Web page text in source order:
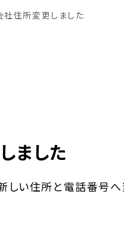
社住所変更しました
ました
しい住所と電話番号